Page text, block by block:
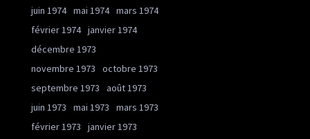
juin 1974 mai 1974 mars 1974
février 1974 janvier 1974
décembre 1973
novembre 1973
octobre 1973
septembre 1973
août 1973
juin 1973
mai 1973
mars 1973
février 1973
janvier 1973